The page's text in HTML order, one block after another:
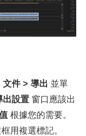
文件 > 導出 並單
出設置 窗口應該出
根據您的需要。
用複選標記。